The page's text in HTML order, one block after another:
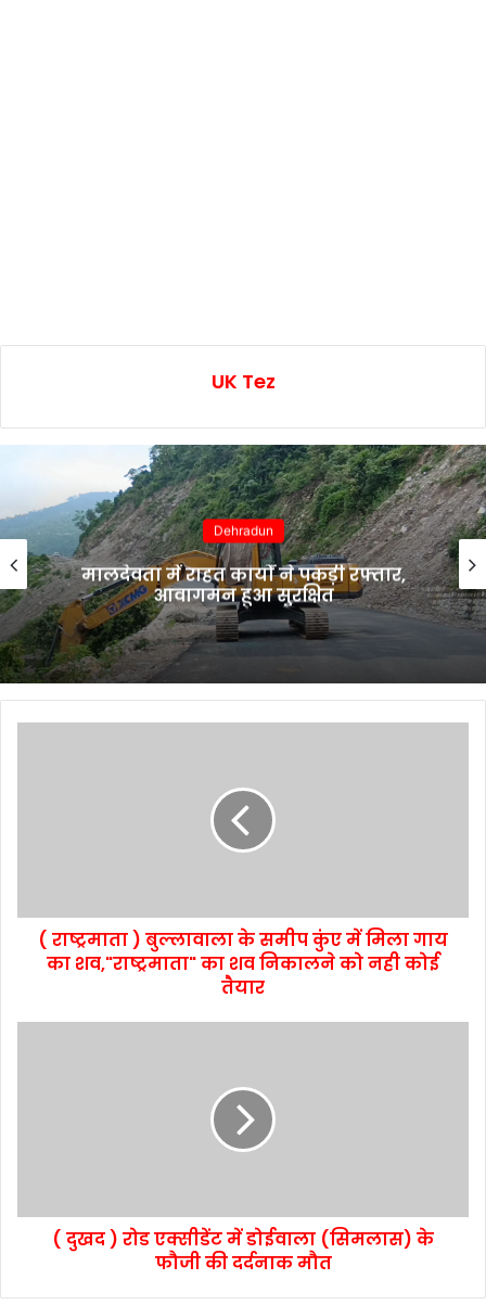
UK Tez
Dehradun
मालदेवता में राहत कार्यों ने पकड़ी रफ्तार,
आवागमन हुआ सुरक्षित
( राष्ट्रमाता ) बुल्लावाला के समीप कुंए में मिला गाय
का शव,"राष्ट्रमाता" का शव निकालने को नही कोई
तैयार
( दुखद ) रोड एक्सीडेंट में डोईवाला (सिमलास) के
फौजी की दर्दनाक मौत